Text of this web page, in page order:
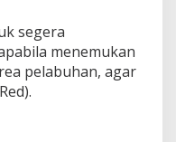
segera
menemukan
pelabuhan, agar